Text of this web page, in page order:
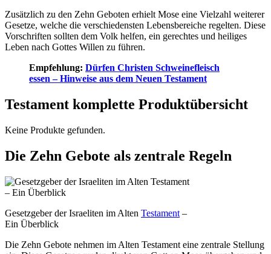
Zusätzlich zu den Zehn Geboten erhielt Mose eine Vielzahl weiterer
Gesetze, welche die verschiedensten Lebensbereiche regelten. Diese
Vorschriften sollten dem Volk helfen, ein gerechtes und heiliges
Leben nach Gottes Willen zu führen.
Empfehlung: Dürfen Christen Schweinefleisch
essen – Hinweise aus dem Neuen Testament
Testament komplette Produktübersicht
Keine Produkte gefunden.
Die Zehn Gebote als zentrale Regeln
Gesetzgeber der Israeliten im Alten Testament –
Ein Überblick
Die Zehn Gebote nehmen im Alten Testament eine zentrale Stellung